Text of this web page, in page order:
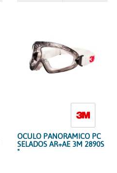
OCULO PANORAMICO PC
SELADOS AR+AE 3M 2890S
"